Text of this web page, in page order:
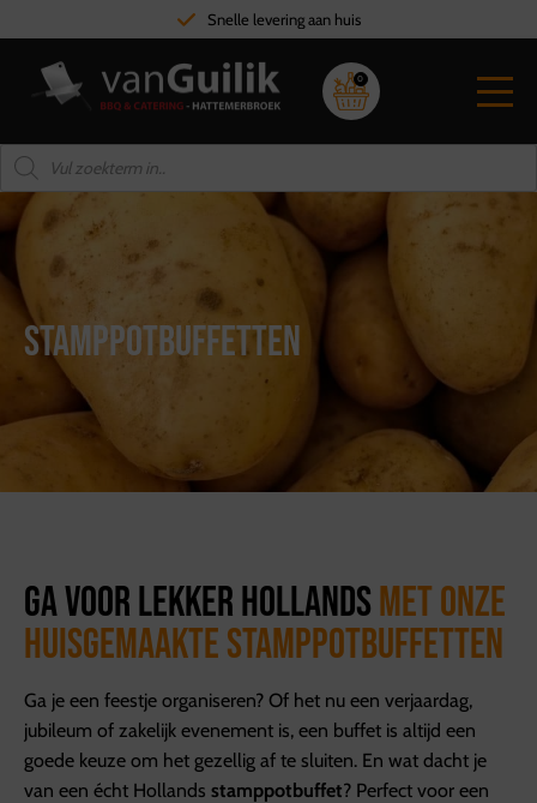
Hoge kwaliteit vlees
0
Stamppotbuffetten
Ga voor lekker Hollandsmet onze
huisgemaakte stamppotbuffetten
Ga je een feestje organiseren? Of het nu een verjaardag,
jubileum of zakelijk evenement is, een buffet is altijd een
goede keuze om het gezellig af te sluiten. En wat dacht je
van een écht Hollands stamppotbuffet? Perfect voor een